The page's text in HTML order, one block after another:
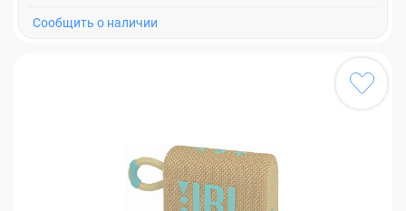
Cообщить о наличии